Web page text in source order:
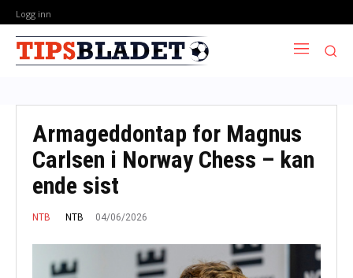
Logg inn
Armageddontap for Magnus
Carlsen i Norway Chess – kan
ende sist
NTB NTB 04/06/2026